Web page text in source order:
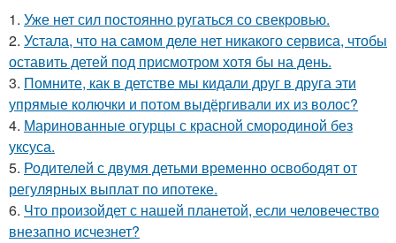
1. Уже нет сил постоянно ругаться со свекровью.
2. Устала, что на самом деле нет никакого сервиса, чтобы
оставить детей под присмотром хотя бы на день.
3. Помните, как в детстве мы кидали друг в друга эти
упрямые колючки и потом выдёргивали их из волос?
4. Маринованные огурцы с красной смородиной без
уксуса.
5. Родителей с двумя детьми временно освободят от
регулярных выплат по ипотеке.
6. Что произойдет с нашей планетой, если человечество
внезапно исчезнет?